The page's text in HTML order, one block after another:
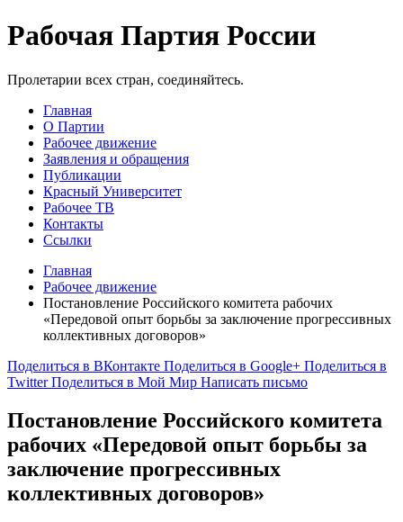
Рабочая Партия России
Пролетарии всех стран, соединяйтесь.
Главная
О Партии
Рабочее движение
Заявления и обращения
Публикации
Красный Университет
Рабочее ТВ
Контакты
Ссылки
Главная
Рабочее движение
Постановление Российского комитета рабочих
«Передовой опыт борьбы за заключение прогрессивных
коллективных договоров»
Поделиться в ВКонтакте Поделиться в Google+ Поделиться в
Twitter Поделиться в Мой Мир Написать письмо
Постановление Российского комитета
рабочих «Передовой опыт борьбы за
заключение прогрессивных
коллективных договоров»